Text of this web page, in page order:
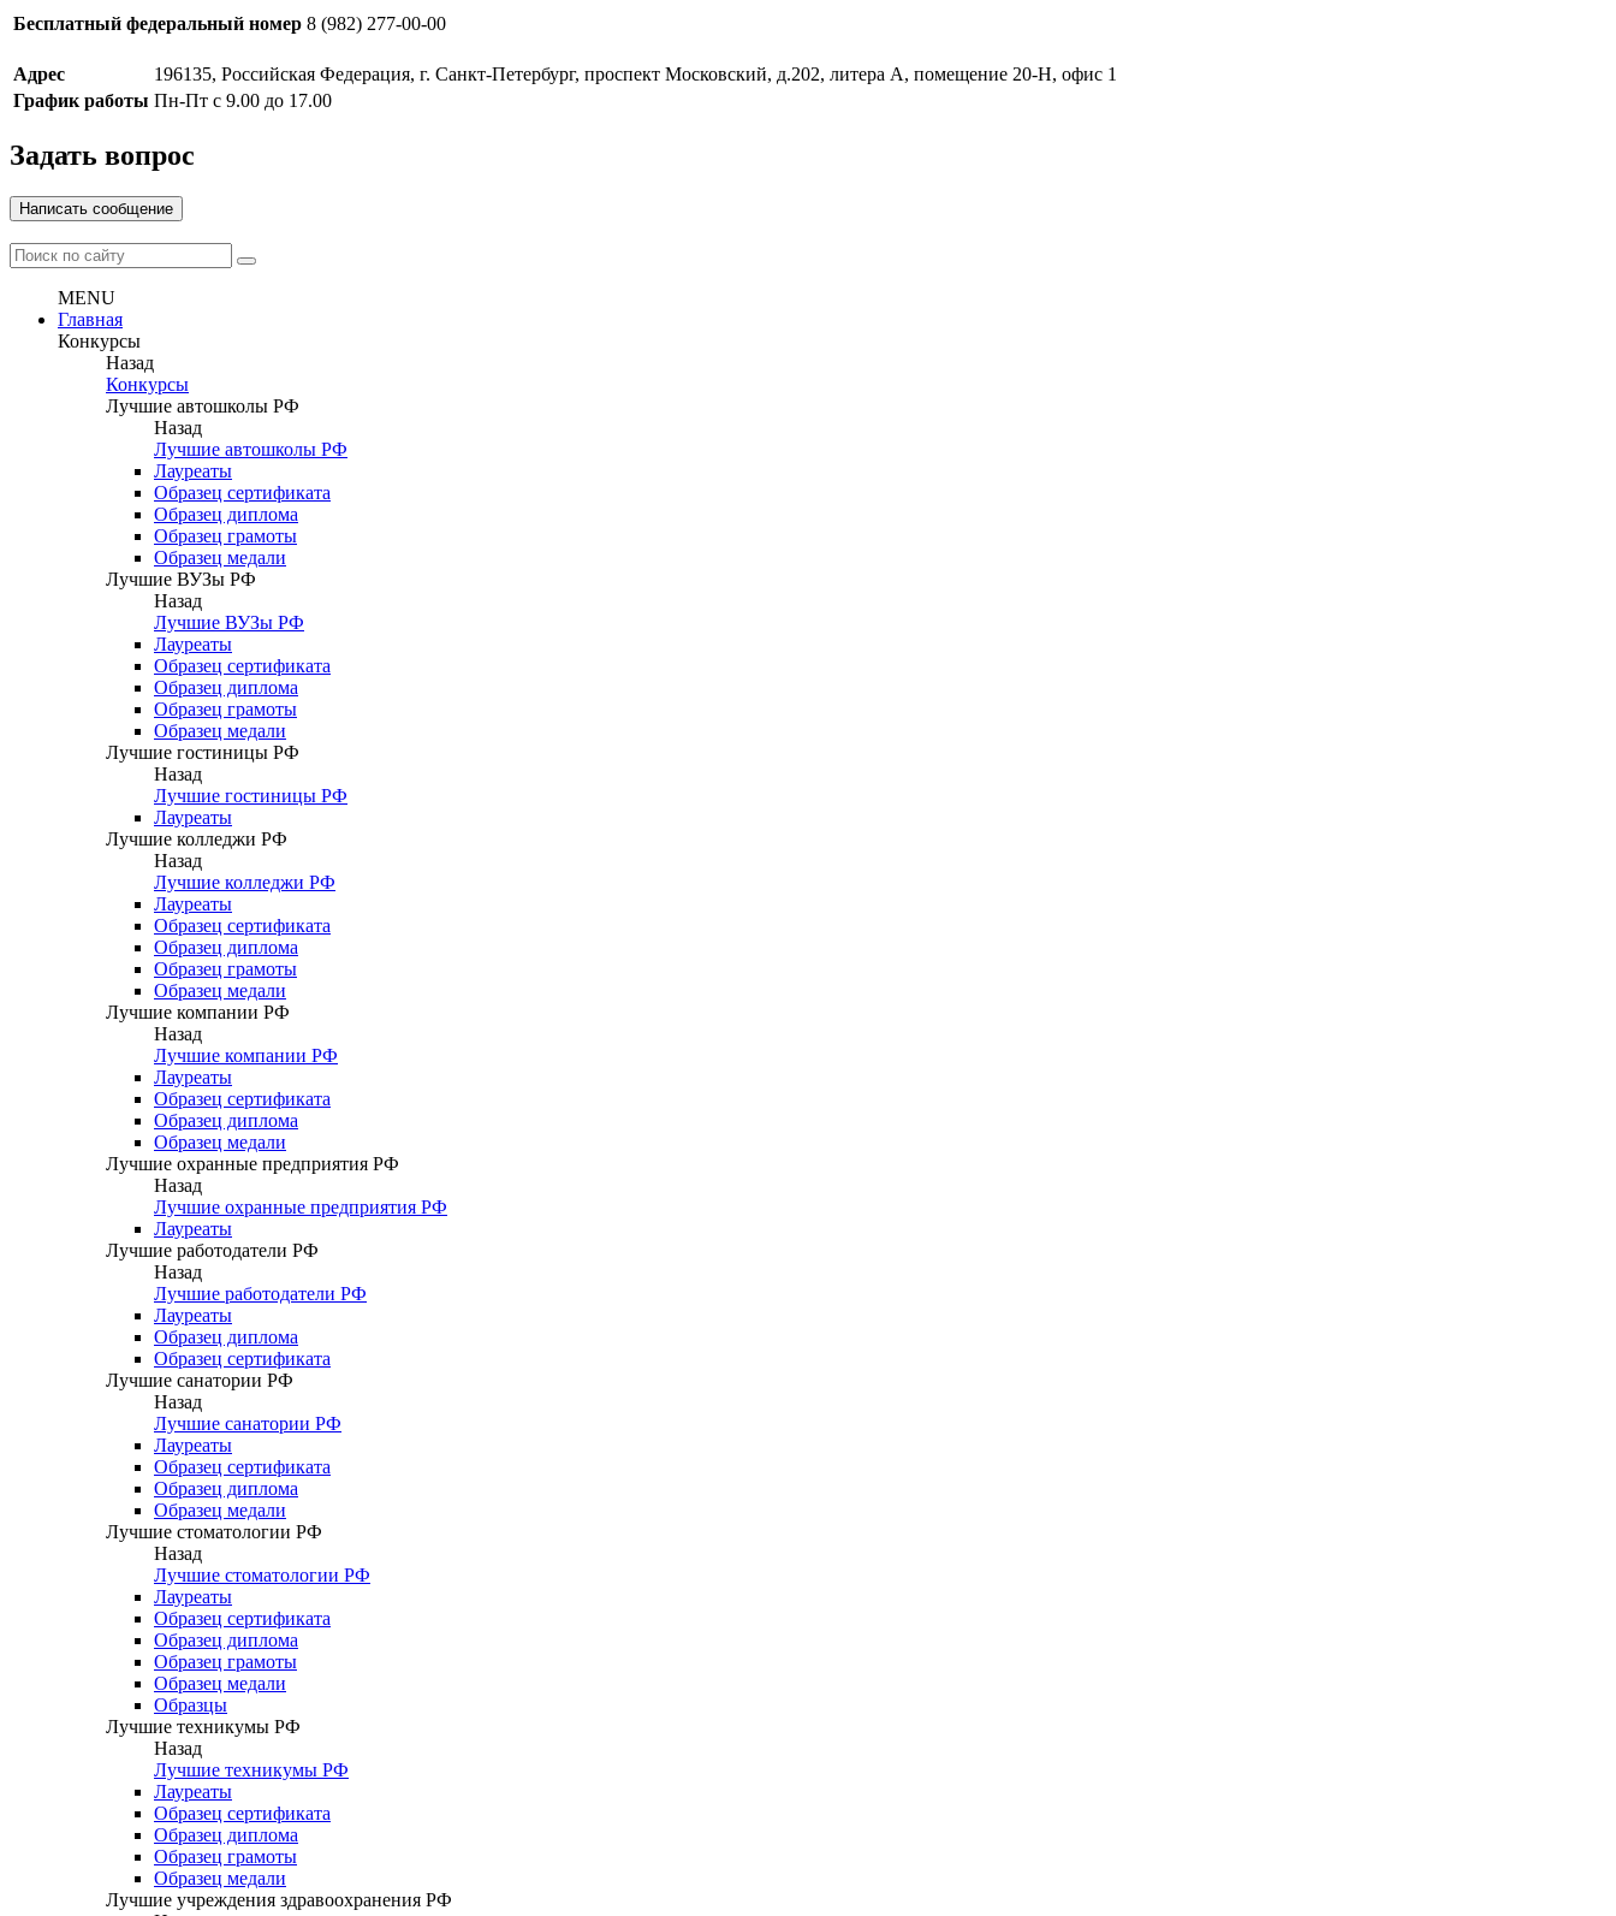
Бесплатный федеральный номер 8 (982) 277-00-00
Адрес
196135, Российская Федерация, г. Санкт-Петербург, проспект Московский, д.202, литера А, помещение 20-Н, офис 1
График работы Пн-Пт с 9.00 до 17.00
Задать вопрос
Написать сообщение
MENU
Главная
Конкурсы
Назад
Конкурсы
Лучшие автошколы РФ
Назад
Лучшие автошколы РФ
Лауреаты
Образец сертификата
Образец диплома
Образец грамоты
Образец медали
Лучшие ВУЗы РФ
Назад
Лучшие ВУЗы РФ
Лауреаты
Образец сертификата
Образец диплома
Образец грамоты
Образец медали
Лучшие гостиницы РФ
Назад
Лучшие гостиницы РФ
Лауреаты
Лучшие колледжи РФ
Назад
Лучшие колледжи РФ
Лауреаты
Образец сертификата
Образец диплома
Образец грамоты
Образец медали
Лучшие компании РФ
Назад
Лучшие компании РФ
Лауреаты
Образец сертификата
Образец диплома
Образец медали
Лучшие охранные предприятия РФ
Назад
Лучшие охранные предприятия РФ
Лауреаты
Лучшие работодатели РФ
Назад
Лучшие работодатели РФ
Лауреаты
Образец диплома
Образец сертификата
Лучшие санатории РФ
Назад
Лучшие санатории РФ
Лауреаты
Образец сертификата
Образец диплома
Образец медали
Лучшие стоматологии РФ
Назад
Лучшие стоматологии РФ
Лауреаты
Образец сертификата
Образец диплома
Образец грамоты
Образец медали
Образцы
Лучшие техникумы РФ
Назад
Лучшие техникумы РФ
Лауреаты
Образец сертификата
Образец диплома
Образец грамоты
Образец медали
Лучшие учреждения здравоохранения РФ